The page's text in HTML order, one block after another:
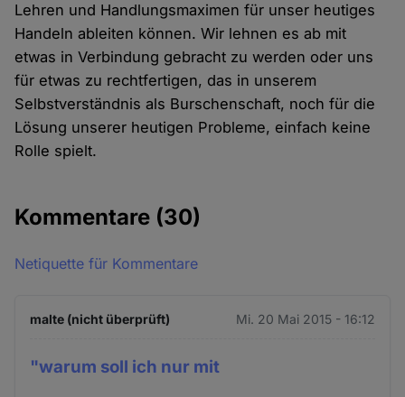
Lehren und Handlungsmaximen für unser heutiges
Handeln ableiten können. Wir lehnen es ab mit
etwas in Verbindung gebracht zu werden oder uns
für etwas zu rechtfertigen, das in unserem
Selbstverständnis als Burschenschaft, noch für die
Lösung unserer heutigen Probleme, einfach keine
Rolle spielt.
Kommentare (30)
Netiquette für Kommentare
malte (nicht überprüft) Mi. 20 Mai 2015 - 16:12
"warum soll ich nur mit